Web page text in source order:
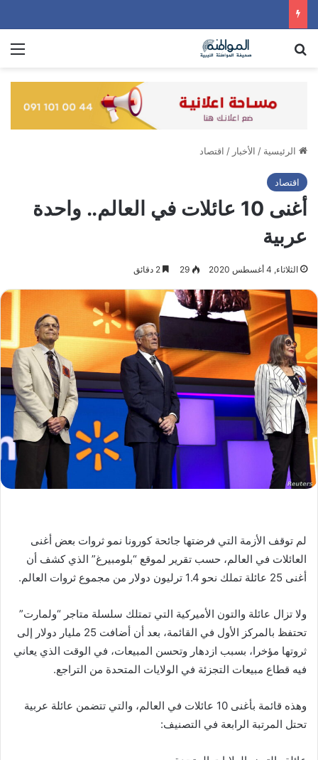
الرئيسية / الأخبار / اقتصاد
اقتصاد
أغنى 10 عائلات في العالم.. واحدة
عربية
الثلاثاء, 4 أغسطس 2020 29
لم توقف الأزمة التي فرضتها جائحة كورونا نمو ثروات بعض أغنى
العائلات في العالم، حسب تقرير لموقع “بلومبيرغ” الذي كشف أن
أغنى 25 عائلة تملك نحو 1.4 ترليون دولار من مجموع ثروات العالم.
ولا تزال عائلة والتون الأميركية التي تمتلك سلسلة متاجر “ولمارت”
تحتفظ بالمركز الأول في القائمة، بعد أن أضافت 25 مليار دولار إلى
ثروتها مؤخرا، بسبب ازدهار وتحسن المبيعات، في الوقت الذي يعاني
فيه قطاع مبيعات التجزئة في الولايات المتحدة من التراجع.
وهذه قائمة بأغنى 10 عائلات في العالم، والتي تتضمن عائلة عربية
تحتل المرتبة الرابعة في التصنيف: